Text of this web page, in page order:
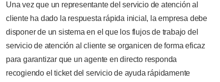
Una vez que un representante del servicio de atención al
cliente ha dado la respuesta rápida inicial, la empresa debe
disponer de un sistema en el que los flujos de trabajo del
servicio de atención al cliente se organicen de forma eficaz
para garantizar que un agente en directo responda
recogiendo el ticket del servicio de ayuda rápidamente